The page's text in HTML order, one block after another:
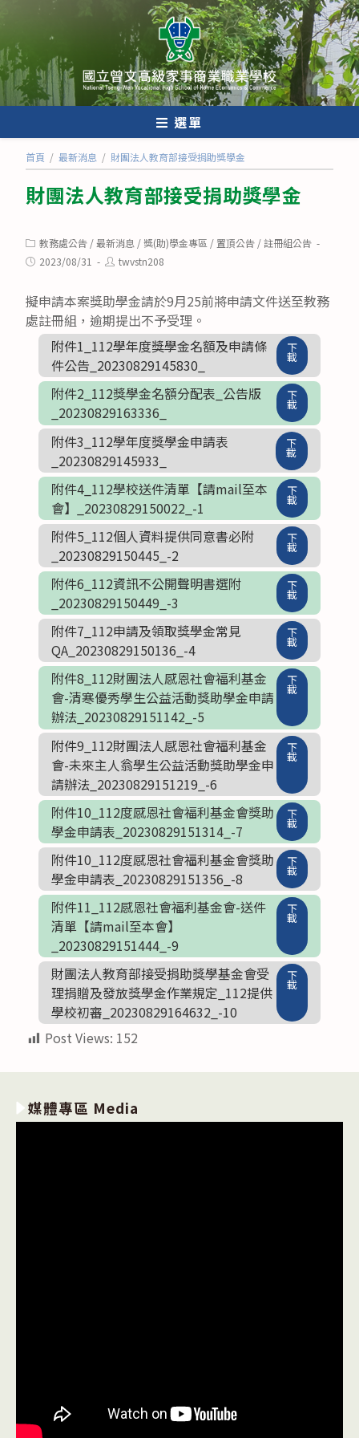
轉
至
主
要
內
選單
首頁 / 最新消息 / 財團法人教育部接受捐助獎學金
財團法人教育部接受捐助獎學金
Post
category:
教務處公告 /最新消息 /獎(助)學金專區 / 置頂公告 /註冊組公告
Post2023/08/31
Posttwvstn208
擬申請本案獎助學金請於9月25前將申請文件送至教務
處註冊組，逾期提出不予受理。
附件1_112學年度獎學金名額及申請條
件公告_20230829145830_
下
載
附件2_112獎學金名額分配表_公告版
_20230829163336_
下
載
附件3_112學年度獎學金申請表
_20230829145933_
下
載
附件4_112學校送件清單【請mail至本
會】_20230829150022_-1
下
載
附件5_112個人資料提供同意書必附
_20230829150445_-2
下
載
附件6_112資訊不公開聲明書選附
_20230829150449_-3
下
載
附件7_112申請及領取獎學金常見
QA_20230829150136_-4
下
載
附件8_112財團法人感恩社會福利基金
會-清寒優秀學生公益活動獎助學金申請
辦法_20230829151142_-5
下
載
附件9_112財團法人感恩社會福利基金
會-未來主人翁學生公益活動獎助學金申
請辦法_20230829151219_-6
下
載
附件10_112度感恩社會福利基金會獎助
學金申請表_20230829151314_-7
下
載
附件10_112度感恩社會福利基金會獎助
學金申請表_20230829151356_-8
下
載
附件11_112感恩社會福利基金會-送件
清單【請mail至本會】
_20230829151444_-9
下
載
財團法人教育部接受捐助獎學基金會受
理捐贈及發放獎學金作業規定_112提供
學校初審_20230829164632_-10
下
載
Post Views: 152
媒體專區 Media